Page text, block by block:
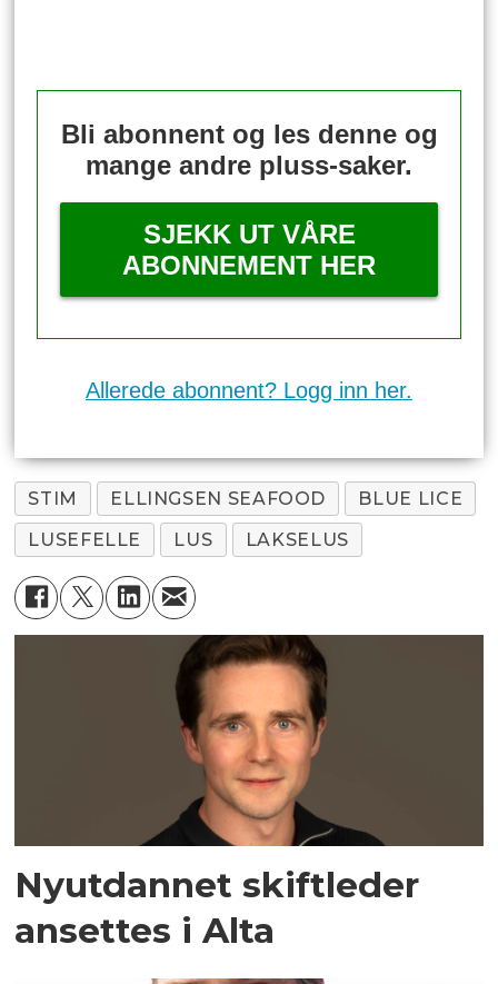
Bli abonnent og les denne og
mange andre pluss-saker.
SJEKK UT VÅRE
ABONNEMENT HER
Allerede abonnent? Logg inn her.
STIM ELLINGSEN SEAFOOD
BLUE LICE
LUSEFELLE
LUS LAKSELUS
Nyutdannet skiftleder
ansettes i Alta